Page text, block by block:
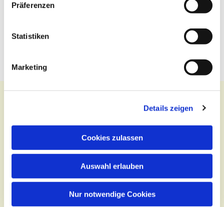
Präferenzen
Statistiken
Marketing
Details zeigen
Cookies zulassen
Auswahl erlauben
Nur notwendige Cookies
Zentralbüro
(030) 643 849 70
kontakt@st-hildegard-von-bingen.de